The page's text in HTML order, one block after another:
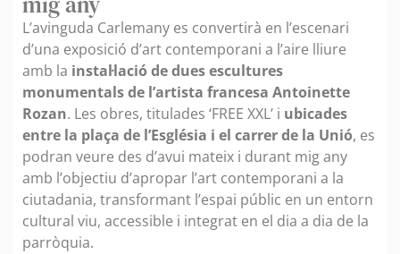
L’avinguda Carlemany es convertirà en l’escenari
d’una exposició d’art contemporani a l’aire lliure
amb la instal·lació de dues escultures
monumentals de l’artista francesa Antoinette
Rozan. Les obres, titulades ‘FREE XXL’ i ubicades
entre la plaça de l’Església i el carrer de la Unió, es
podran veure des d’avui mateix i durant mig any
amb l’objectiu d’apropar l’art contemporani a la
ciutadania, transformant l’espai públic en un entorn
cultural viu, accessible i integrat en el dia a dia de la
parròquia.